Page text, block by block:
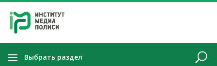
Выбрать раздел